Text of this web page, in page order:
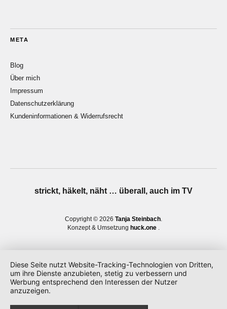
META
Blog
Über mich
Impressum
Datenschutzerklärung
Kundeninformationen & Widerrufsrecht
strickt, häkelt, näht … überall, auch im TV
Copyright © 2026 Tanja Steinbach
Konzept & Umsetzung huck.one
Diese Seite nutzt Website-Tracking-Technologien von Dritten,
um ihre Dienste anzubieten, stetig zu verbessern und
Werbung entsprechend den Interessen der Nutzer
anzuzeigen.